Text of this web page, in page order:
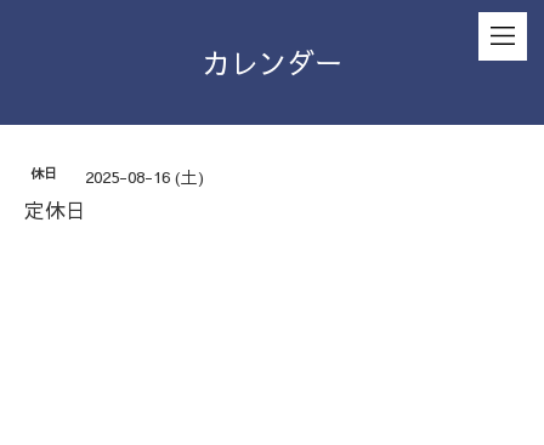
カレンダー
休日 2025-08-16 (土)
定休日